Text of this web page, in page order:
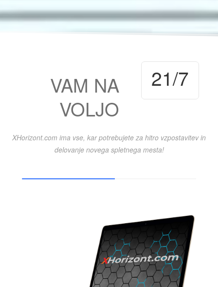
VAM NA
VOLJO
23/7
XHorizont.com ima vse, kar potrebujete za hitro vzpostavitev in
delovanje novega spletnega mesta!